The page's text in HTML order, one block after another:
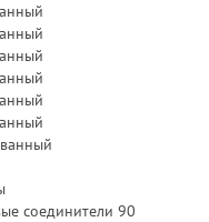
соединители 90